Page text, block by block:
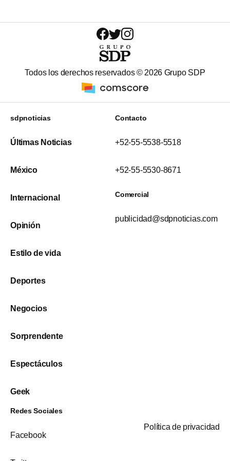
Todos los derechos reservados ©2026 Grupo SDP
sdpnoticias
Últimas Noticias
México
Internacional
Opinión
Estilo de vida
Deportes
Negocios
Sorprendente
Espectáculos
Geek
Contacto
+52-55-5538-5518
+52-55-5530-8671
Comercial
publicidad@sdpnoticias.com
Redes Sociales
Facebook
Política de privacidad